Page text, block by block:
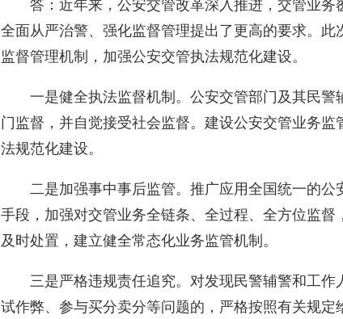
答：近年来，公安交管改革深入推进，交管业
全面从严治警、强化监督管理提出了更高的要求。
监督管理机制，加强公安交管执法规范化建设。
一是健全执法监督机制。公安交管部门及其民
门监督，并自觉接受社会监督。建设公安交管业务
法规范化建设。
二是加强事中事后监管。推广应用全国统一的
手段，加强对交管业务全链条、全过程、全方位监督
及时处置，建立健全常态化业务监管机制。
三是严格违规责任追究。对发现民警辅警和工
试作弊、参与买分卖分等问题的，严格按照有关规